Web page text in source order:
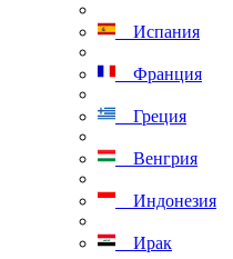
Испания
Франция
Греция
Венгрия
Индонезия
Ирак